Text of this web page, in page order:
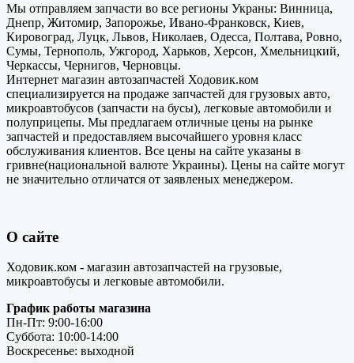
Мы отправляем запчасти во все регионы Украны: Винница,
Днепр, Житомир, Запорожье, Ивано-Франковск, Киев,
Кировоград, Луцк, Львов, Николаев, Одесса, Полтава, Ровно,
Сумы, Тернополь, Ужгород, Харьков, Херсон, Хмельницкий,
Черкассы, Чернигов, Черновцы.
Интернет магазин автозапчастей Ходовик.ком
специализируется на продаже запчастей для грузовых авто,
микроавтобусов (запчасти на бусы), легковые автомобили и
полуприцепы. Мы предлагаем отличные цены на рынке
запчастей и предоставляем высочайшего уровня класс
обслуживания клиентов. Все цены на сайте указаны в
гривне(национальной валюте Украины). Цены на сайте могут
не значительно отличатся от заявленых менеджером.
О сайте
Ходовик.ком - магазин автозапчастей на грузовые,
микроавтобусы и легковые автомобили.
График работы магазина
Пн-Пт: 9:00-16:00
Суббота: 10:00-14:00
Воскресенье: выходной